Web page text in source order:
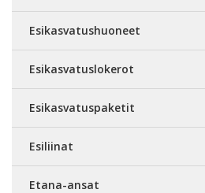
Esikasvatushuoneet
Esikasvatuslokerot
Esikasvatuspaketit
Esiliinat
Etana-ansat